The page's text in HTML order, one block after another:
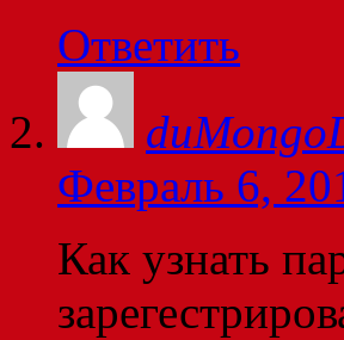
Ответить
Февраль 6,
Как узнать